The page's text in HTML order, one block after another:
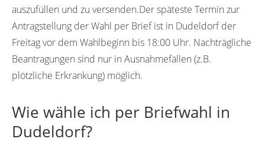
auszufüllen und zu versenden.Der späteste Termin zur
Antragstellung der Wahl per Brief ist in Dudeldorf der
Freitag vor dem Wahlbeginn bis 18:00 Uhr. Nachträgliche
Beantragungen sind nur in Ausnahmefällen (z.B.
plötzliche Erkrankung) möglich.
Wie wähle ich per Briefwahl in
Dudeldorf?